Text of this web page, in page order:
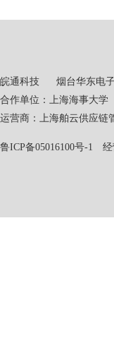
皖通科技 烟台华东电
合作单位：上海海事大学
运营商：上海舶云供
鲁ICP备05016100号-1 经